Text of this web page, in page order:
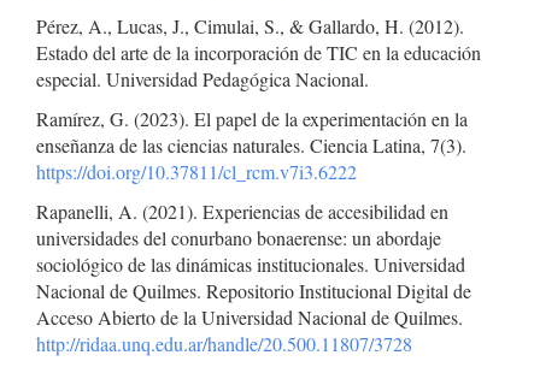
Pérez, A., Lucas, J., Cimulai, S., & Gallardo, H. (2012).
Estado del arte de la incorporación de TIC en la educación
especial. Universidad Pedagógica Nacional.
Ramírez, G. (2023). El papel de la experimentación en la
enseñanza de las ciencias naturales. Ciencia Latina, 7(3).
https://doi.org/10.37811/cl_rcm.v7i3.6222
Rapanelli, A. (2021). Experiencias de accesibilidad en
universidades del conurbano bonaerense: un abordaje
sociológico de las dinámicas institucionales. Universidad
Nacional de Quilmes. Repositorio Institucional Digital de
Acceso Abierto de la Universidad Nacional de Quilmes.
http://ridaa.unq.edu.ar/handle/20.500.11807/3728